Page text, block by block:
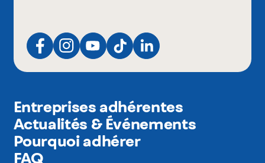
Entreprises adhérentes
Actualités & Événements
Pourquoi adhérer
FAQ